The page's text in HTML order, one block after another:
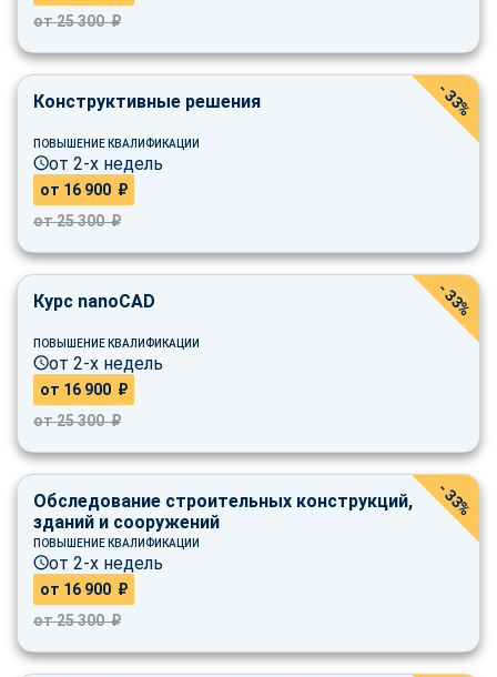
от 25 300 ₽
Конструктивные решения
ПОВЫШЕНИЕ КВАЛИФИКАЦИИ
от 2-х недель
от 16 900 ₽
от 25 300 ₽
- 33%
Курс nanoCAD
ПОВЫШЕНИЕ КВАЛИФИКАЦИИ
от 2-х недель
от 16 900 ₽
от 25 300 ₽
- 33%
Обследование строительных конструкций,
зданий и сооружений
ПОВЫШЕНИЕ КВАЛИФИКАЦИИ
от 2-х недель
от 16 900 ₽
от 25 300 ₽
- 33%